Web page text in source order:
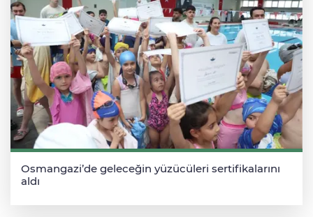
Osmangazi’de geleceğin yüzücüleri sertifikalarını
aldı